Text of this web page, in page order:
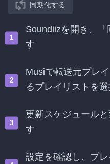
同期化する
Soundiizを開き、「
す
Musiで転送元プレ
るプレイリストを
更新スケジュール
す
設定を確認し、プ